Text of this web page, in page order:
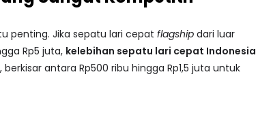
penting. Jika sepatu lari cepat flagship dari luar
Rp5 juta, kelebihan sepatu lari cepat Indonesia
antara Rp500 ribu hingga Rp1,5 juta untuk